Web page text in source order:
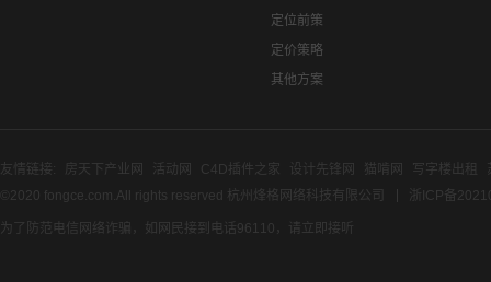
定位前策
定价策略
其他方案
友情链接: 房天下产业网 活动网 C4D插件之家 设计先锋网 猫啃网 写字楼出租
©2020 fongce.com.All rights reserved 杭州烽格网络科技有限公司
浙ICP备
为了防范电信网络诈骗，如网民接到电话96110，请立即接听